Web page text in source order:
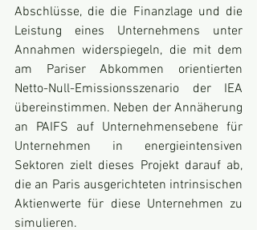
Abschlüsse, die die Finanzlage und die
Leistung eines Unternehmens unter
Annahmen widerspiegeln, die mit dem
am Pariser Abkommen orientierten
Netto-Null-Emissionsszenario der IEA
übereinstimmen. Neben der Annäherung
an PAIFS auf Unternehmensebene für
Unternehmen in energieintensiven
Sektoren zielt dieses Projekt darauf ab,
die an Paris ausgerichteten intrinsischen
Aktienwerte für diese Unternehmen zu
simulieren.